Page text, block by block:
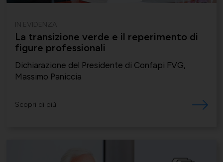
La transizione verde e il reperimento di
figure professionali
Dichiarazione del Presidente di Confapi FVG,
Massimo Paniccia
Scopri di più